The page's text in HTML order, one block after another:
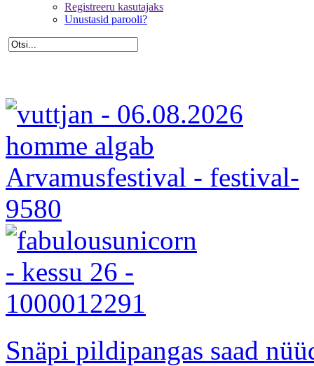
Registreeru kasutajaks
Unustasid parooli?
Snäpi pildipangas saad